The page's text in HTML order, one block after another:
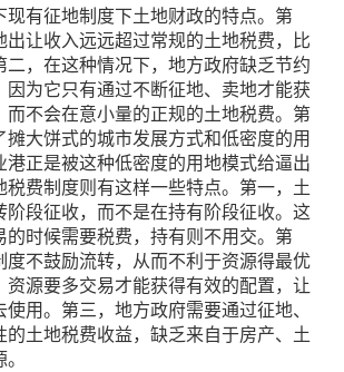
现有征地制度下土地财政的特点。第
让收入远远超过常规的土地税费，比
，在这种情况下，地方政府缺乏节约
因为它只有通过不断征地、卖地才能获
而不会在意小量的正规的土地税费。第
摊大饼式的城市发展方式和低密度的用
正是被这种低密度的用地模式给逼出
税费制度则有这样一些特点。第一，土
阶段征收，而不是在持有阶段征收。这
的时候需要税费，持有则不用交。第
度不鼓励流转，从而不利于资源得最优
资源要多交易才能获得有效的配置，让
用。第三，地方政府需要通过征地、
的土地税费收益，缺乏来自于房产、土